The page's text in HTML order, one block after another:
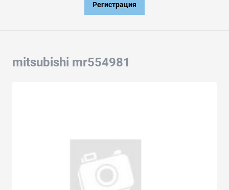
Регистрация
mitsubishi mr554981